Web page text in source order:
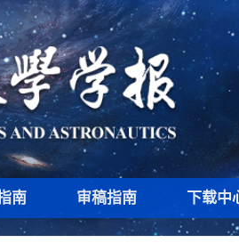
南 审稿指南 下载中